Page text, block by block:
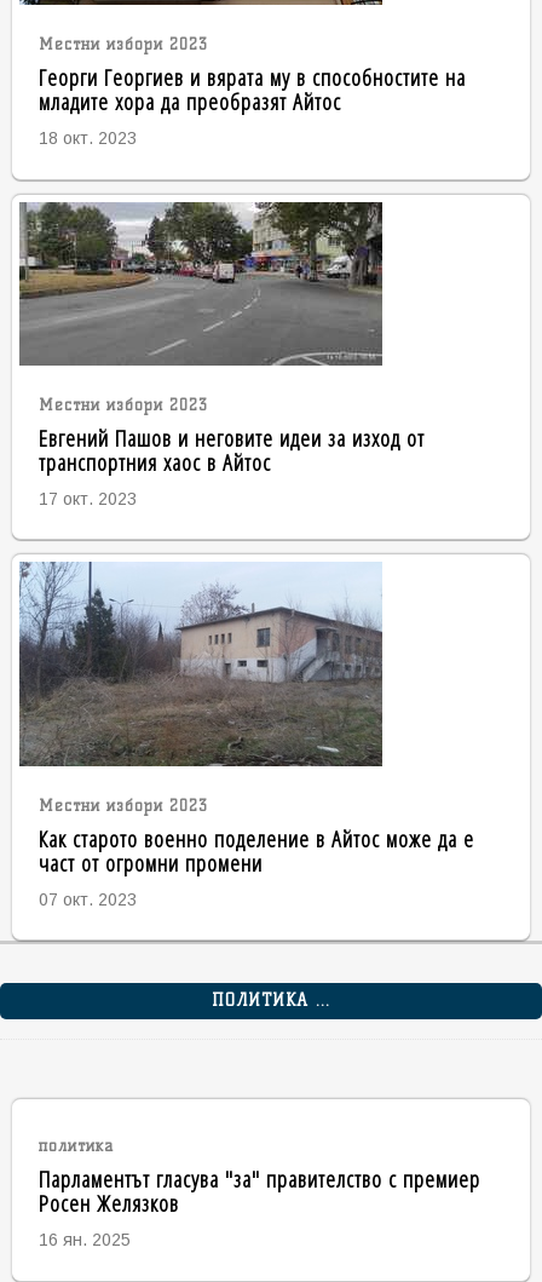
Местни избори 2023
Георги Георгиев и вярата му в способностите на
младите хора да преобразят Айтос
18 окт. 2023
Местни избори 2023
Евгений Пашов и неговите идеи за изход от
транспортния хаос в Айтос
17 окт. 2023
Местни избори 2023
Как старото военно поделение в Айтос може да е
част от огромни промени
07 окт. 2023
ПОЛИТИКА ...
политика
Парламентът гласува "за" правителство с премиер
Росен Желязков
16 ян. 2025